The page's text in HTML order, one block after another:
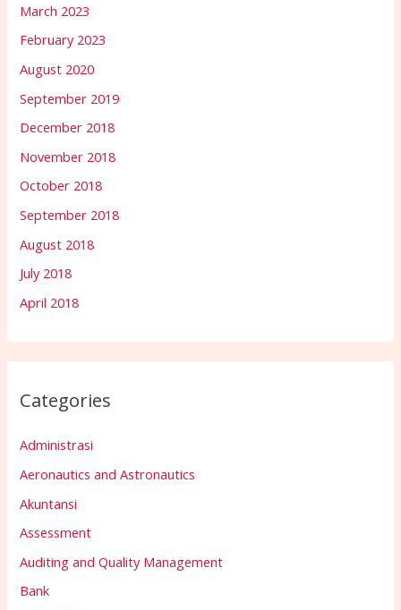
March 2023
February 2023
August 2020
September 2019
December 2018
November 2018
October 2018
September 2018
August 2018
July 2018
April 2018
Categories
Administrasi
Aeronautics and Astronautics
Akuntansi
Assessment
Auditing and Quality Management
Bank